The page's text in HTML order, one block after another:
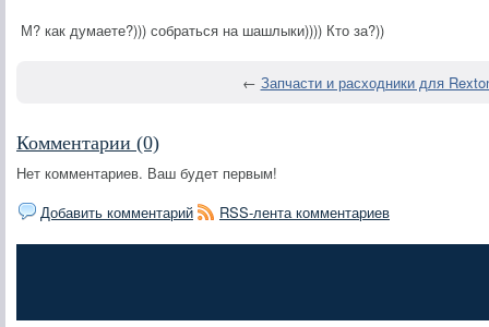
М? как думаете?))) собраться на шашлыки)))) Кто за?))
← Запчасти и расходники для
Комментарии (0)
Нет комментариев. Ваш будет первым!
Добавить комментарий
RSS-лента комментариев